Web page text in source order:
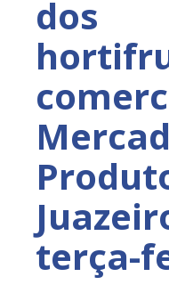
dos
terça-